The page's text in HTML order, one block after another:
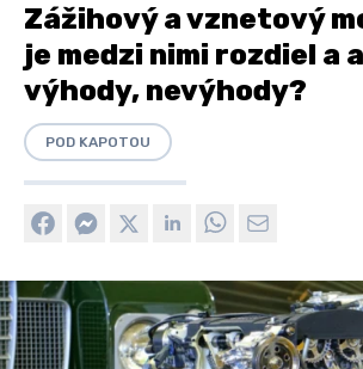
Zážihový a vznetový
je medzi nimi rozdiel a
výhody, nevýhody?
POD KAPOTOU